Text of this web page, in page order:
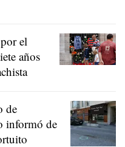
el
años
de
informó de